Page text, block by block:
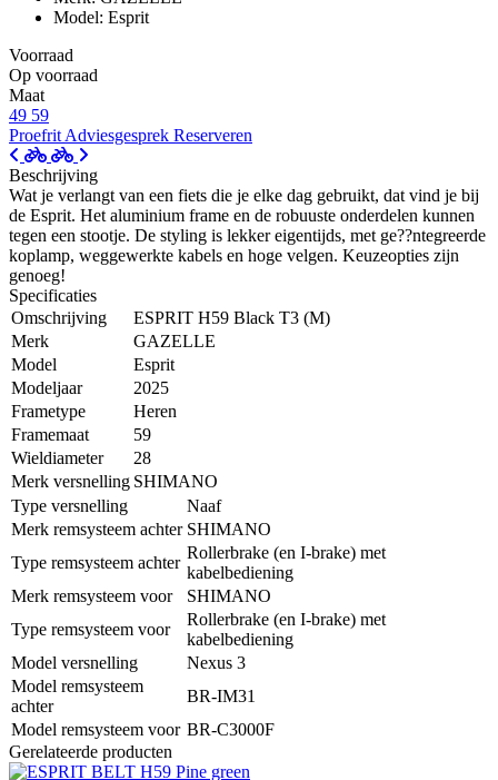
Model: Esprit
Voorraad
Op voorraad
Maat
49 59
Proefrit Adviesgesprek Reserveren
Beschrijving
Wat je verlangt van een fiets die je elke dag gebruikt, dat vind je bij
de Esprit. Het aluminium frame en de robuuste onderdelen kunnen
tegen een stootje. De styling is lekker eigentijds, met ge??ntegreerde
koplamp, weggewerkte kabels en hoge velgen. Keuzeopties zijn
genoeg!
Specificaties
Omschrijving
ESPRIT H59 Black T3 (M)
Merk
GAZELLE
Model
Esprit
Modeljaar
2025
Frametype
Heren
Framemaat
59
Wieldiameter
28
Merk versnelling SHIMANO
Type versnelling
Naaf
Merk remsysteem achter SHIMANO
Type remsysteem achter
Rollerbrake (en I-brake) met
kabelbediening
Merk remsysteem voor
SHIMANO
Type remsysteem voor
Rollerbrake (en I-brake) met
kabelbediening
Model versnelling
Nexus 3
Model remsysteem
achter
BR-IM31
Model remsysteem voor BR-C3000F
Gerelateerde producten